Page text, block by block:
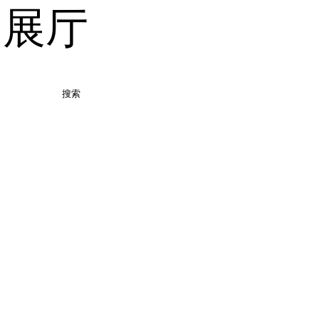
厅
搜索